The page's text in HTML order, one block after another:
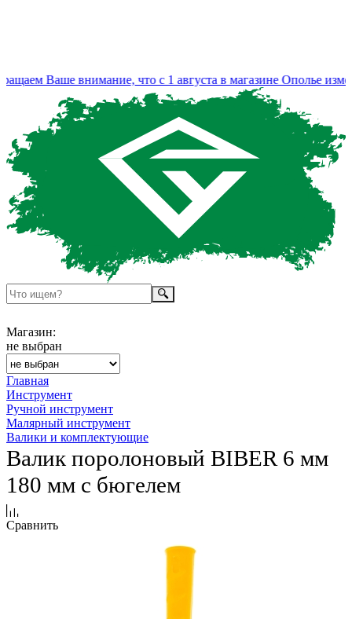
Ваше внимание, что с 1 августа в магазине Ополье
Магазин:
не выбран
Главная
Инструмент
Ручной инструмент
Малярный инструмент
Валики и комплектующие
Валик поролоновый BIBER 6 мм
180 мм с бюгелем
Сравнить